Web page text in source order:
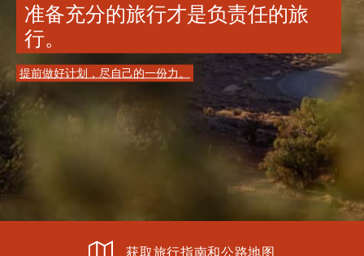
准备充分的旅行才是负责任的旅
行。
提前做好计划，尽自己的一份力。
获取旅行指南和公路地图